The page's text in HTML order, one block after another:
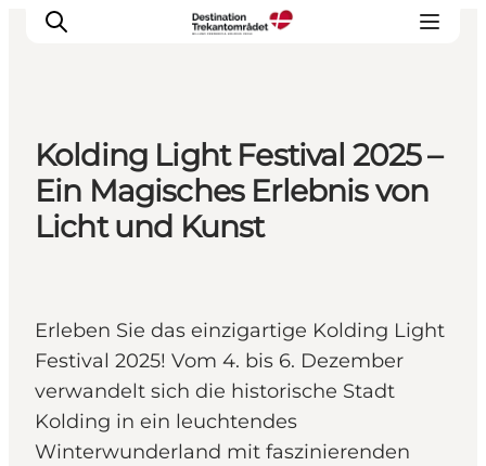
LEGOLAND® Billund Resort
Städte
Erlebnisse
Tickets
Kolding Light Festival 2025 –
Ein Magisches Erlebnis von
Licht und Kunst
Erleben Sie das einzigartige Kolding Light
Festival 2025! Vom 4. bis 6. Dezember
verwandelt sich die historische Stadt
Kolding in ein leuchtendes
Winterwunderland mit faszinierenden